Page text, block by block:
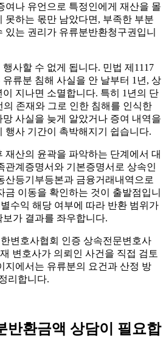
여나 유언으로 특정인에게 재산을 몰
못하는 몫만 남았다면, 부족한 부분
있는 권리가 유류분반환청구권입니
사할 수 없게 됩니다. 민법 제1117
류분 침해 사실을 안 날부터 1년, 상
지나면 소멸합니다. 특히 1년의 단
의 존재와 그로 인한 침해를 인식한
사실을 늦게 알았거나 증여 내역을
행사 기간이 촉박해지기 쉽습니다.
재산의 윤곽을 파악하는 단계에서 대
관계증명서와 기본증명서로 상속인
산등기부등본과 금융거래내역으로
금 이동을 확인하는 것이 출발점입니
수익 해당 여부에 따라 반환 범위가
가 결과를 좌우합니다.
변호사협회 인증 상속전문변호사
변호사가 의뢰인 사건을 직접 검토
지에서는 유류분의 요건과 산정 방
리합니다.
반환금액 상담이 필요합